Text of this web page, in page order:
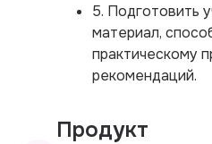
5. Подготовить
материал,
практическому
рекомендаций.
Продукт